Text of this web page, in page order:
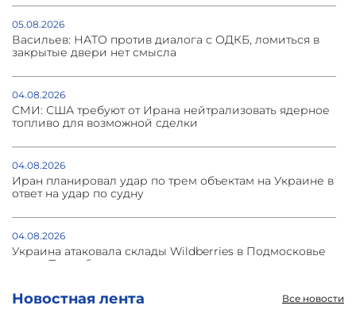
Новостная лента Все новости
05.08.2026
Васильев: НАТО против диалога с ОДКБ, ломиться в
закрытые двери нет смысла
04.08.2026
СМИ: США требуют от Ирана нейтрализовать ядерное
топливо для возможной сделки
04.08.2026
Иран планировал удар по трем объектам на Украине в
ответ на удар по судну
04.08.2026
Украина атаковала склады Wildberries в Подмосковье
и под Петербургом
03.08.2026